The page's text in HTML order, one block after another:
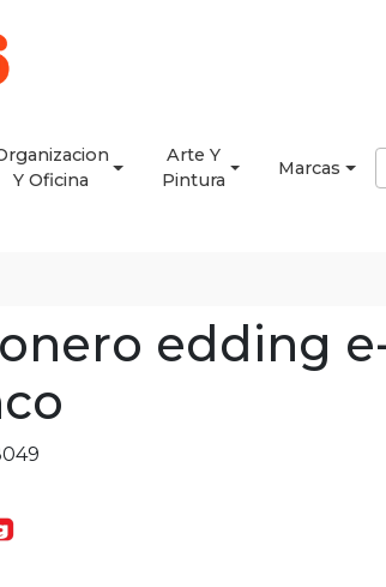
Y Oficina
Arte Y
Pintura
Marcas
edding